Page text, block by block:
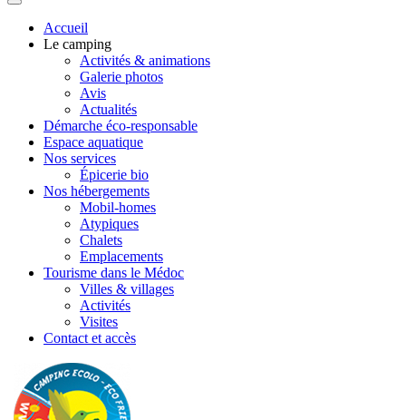
Accueil
Le camping
Activités & animations
Galerie photos
Avis
Actualités
Démarche éco-responsable
Espace aquatique
Nos services
Épicerie bio
Nos hébergements
Mobil-homes
Atypiques
Chalets
Emplacements
Tourisme dans le Médoc
Villes & villages
Activités
Visites
Contact et accès